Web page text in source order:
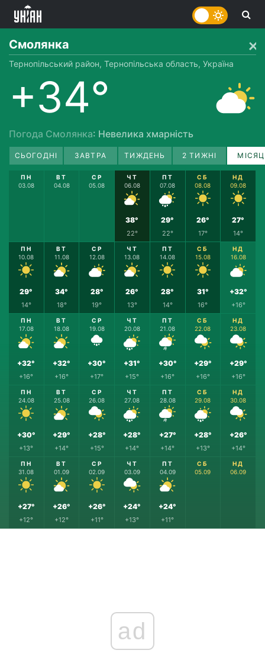
Смолянка
Тернопільський район, Тернопільська область, Україна
+34°
Погода Смолянка: Невелика хмарність
СЬОГОДНІ ЗАВТРА ТИЖДЕНЬ 2 ТИЖНІ
ПН
03.08
ВТ
04.08
СР
05.08
ЧТ
06.08
38°
22°
ПТ
07.08
29°
22°
СБ
08.08
26°
17°
НД
09.08
27°
14°
ПН
10.08
29°
14°
ВТ
11.08
34°
18°
СР
12.08
28°
19°
ЧТ
13.08
26°
13°
ПТ
14.08
28°
14°
СБ
15.08
31°
16°
НД
16.08
+32°
+16°
ПН
17.08
+32°
+16°
ВТ
18.08
+32°
+16°
СР
19.08
+30°
+17°
ЧТ
20.08
+31°
+15°
ПТ
21.08
+30°
+16°
СБ
22.08
+29°
+16°
НД
23.08
+29°
+16°
ПН
24.08
+30°
+13°
ВТ
25.08
+29°
+14°
СР
26.08
+28°
+15°
ЧТ
27.08
+28°
+14°
ПТ
28.08
+27°
+14°
СБ
29.08
+28°
+13°
НД
30.08
+26°
+14°
ПН
31.08
+27°
+12°
ВТ
01.09
+26°
+12°
СР
02.09
+26°
+11°
ЧТ
03.09
+24°
+13°
ПТ
04.09
+24°
+11°
СБ
05.09
НД
06.09
ad